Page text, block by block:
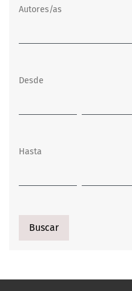
Autores/as
Desde
Hasta
Buscar